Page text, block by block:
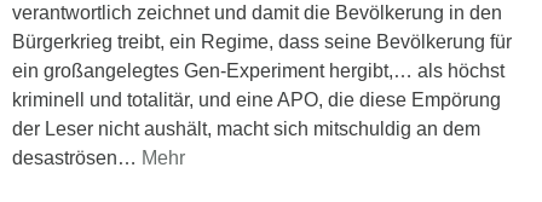
verantwortlich zeichnet und damit die Bevölkerung in den
Bürgerkrieg treibt, ein Regime, dass seine Bevölkerung für
ein großangelegtes Gen-Experiment hergibt,… als höchst
kriminell und totalitär, und eine APO, die diese Empörung
der Leser nicht aushält, macht sich mitschuldig an dem
desaströsen… Mehr